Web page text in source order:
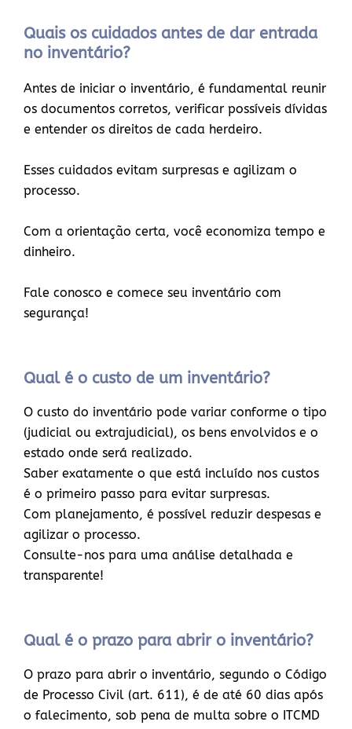
Quais os cuidados antes de dar entrada
no inventário?
Antes de iniciar o inventário, é fundamental reunir
os documentos corretos, verificar possíveis dívidas
e entender os direitos de cada herdeiro.
Esses cuidados evitam surpresas e agilizam o
processo.
Com a orientação certa, você economiza tempo e
dinheiro.
Fale conosco e comece seu inventário com
segurança!
Qual é o custo de um inventário?
O custo do inventário pode variar conforme o tipo
(judicial ou extrajudicial), os bens envolvidos e o
estado onde será realizado.
Saber exatamente o que está incluído nos custos
é o primeiro passo para evitar surpresas.
Com planejamento, é possível reduzir despesas e
agilizar o processo.
Consulte-nos para uma análise detalhada e
transparente!
Qual é o prazo para abrir o inventário?
O prazo para abrir o inventário, segundo o Código
de Processo Civil (art. 611), é de até 60 dias após
o falecimento, sob pena de multa sobre o ITCMD